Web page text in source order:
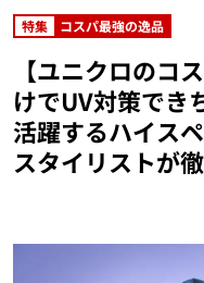
特集 コスパ最強の逸品
【ユニクロのコ
けでUV対策でき
活躍するハイス
スタイリストが